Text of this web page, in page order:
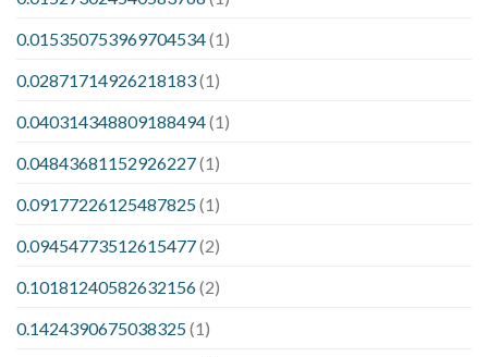
0.015350753969704534(1)
0.02871714926218183(1)
0.040314348809188494(1)
0.04843681152926227(1)
0.09177226125487825(1)
0.09454773512615477(2)
0.10181240582632156(2)
0.1424390675038325(1)